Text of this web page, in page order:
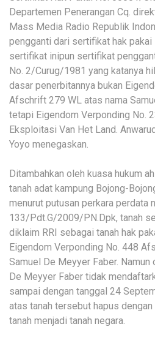
Departemen Penerangan Cq.
Mass Media Radio Republik
pengganti dari sertifikat hak
sertifikat inipun sertifikat
No. 2/Curug/1981 yang katanya
dasar penerbitannya bukan
Afschrift 279 WL atas nama
tetapi Eigendom Verponding No.
Eksploitasi Van Het Land.
Yoyo menegaskan.
Ditambahkan oleh kuasa hukum
tanah adat kampung Bojong-
menurut putusan perkara perdata
133/Pdt.G/2009/PN.Dpk, tanah
diklaim RRI sebagai tanah hak
Eigendom Verponding No. 448
Samuel De Meyyer Faber. Namun
De Meyyer Faber tidak
sampai dengan tanggal 24
atas tanah tersebut hapus
tanah menjadi tanah negara.